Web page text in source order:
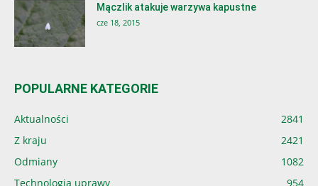
Mączlik atakuje warzywa kapustne
cze 18, 2015
POPULARNE KATEGORIE
Aktualności
2841
Z kraju
2421
Odmiany
1082
Technologia uprawy
954